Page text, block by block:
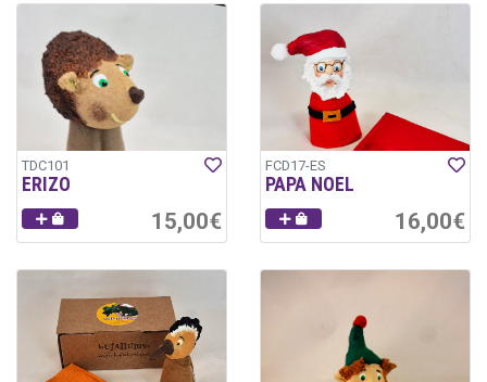
TDC101
ERIZO
15,00€
FCD17-ES
PAPA NOEL
16,00€